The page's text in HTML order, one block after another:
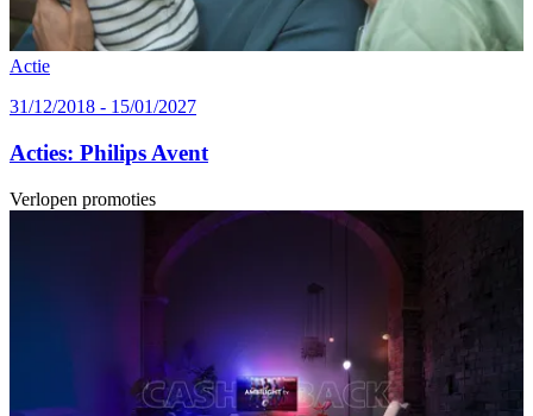
Actie
31/12/2018 - 15/01/2027
Acties: Philips Avent
Verlopen promoties